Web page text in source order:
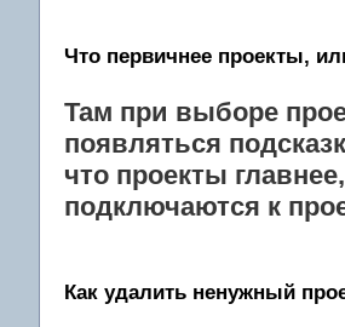
Что первичнее проекты,
Там при выборе
появляться
что проекты
подключаются к
Как удалить ненужный